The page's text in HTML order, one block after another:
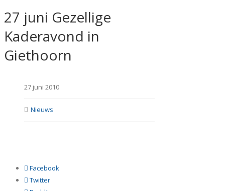
27 juni Gezellige
Kaderavond in
Giethoorn
27 juni 2010
Nieuws
Facebook
Twitter